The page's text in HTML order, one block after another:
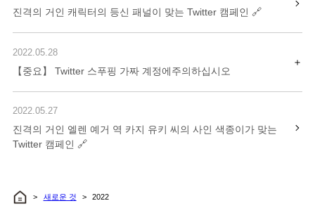
진격의 거인 캐릭터의 등신 패널이 맞는 Twitter 캠페인
2022.05.28
【중요】 Twitter 스푸핑 가짜 계정에주의하십시오
2022.05.27
진격의 거인 엘렌 예거 역 카지 유키 씨의 사인 색종이가 맞는
Twitter 캠페인
새로운 것 2022